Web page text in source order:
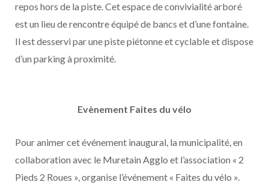
repos hors de la piste. Cet espace de convivialité arboré
est un lieu de rencontre équipé de bancs et d’une fontaine.
Il est desservi par une piste piétonne et cyclable et dispose
d’un parking à proximité.
Evènement Faites du vélo
Pour animer cet événement inaugural, la municipalité, en
collaboration avec le Muretain Agglo et l’association « 2
Pieds 2 Roues », organise l’événement « Faites du vélo ».